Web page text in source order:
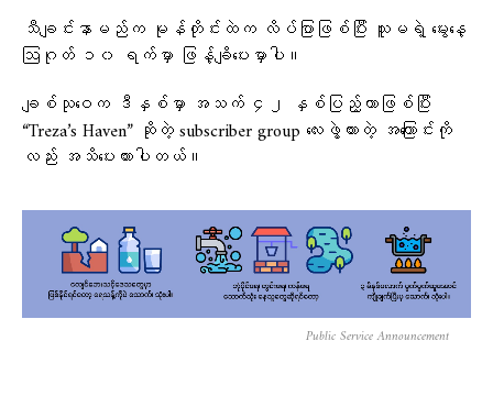
သီချင်းနာမည်က မုန်တိုင်းထဲက လိပ်ပြာဖြစ်ပြီး သူမရဲ့ မွေးနေ့
ဩဂုတ် ၁၀ ရက်မှာ ဖြန့်ချိပေးမှာပါ။
ချစ်သုဝေက ဒီနှစ်မှာ အသက် ၄၂ နှစ်ပြည့်တာဖြစ်ပြီး
“Treza’s Haven” ဆိုတဲ့ subscriber group လေးဖွဲ့ထားတဲ့ အကြောင်းကို
လည်း အသိပေးထားပါတယ်။
Public Service Announcement